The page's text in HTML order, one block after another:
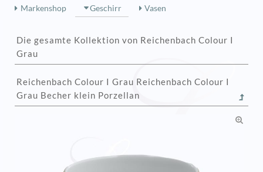
Markenshop Geschirr Vasen
Die gesamte Kollektion von Reichenbach Colour I
Grau
Reichenbach Colour I Grau Reichenbach Colour I
Grau Becher klein Porzellan